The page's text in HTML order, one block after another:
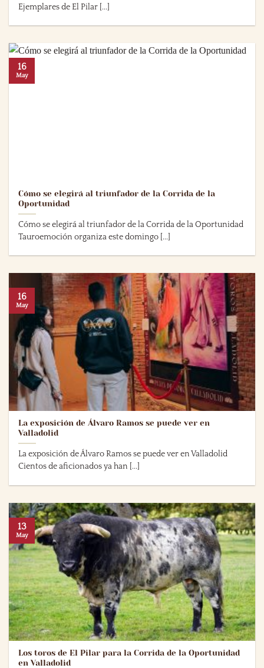
Ejemplares de El Pilar [...]
Cómo se elegirá al triunfador de la Corrida de la
Oportunidad
Cómo se elegirá al triunfador de la Corrida de la Oportunidad
Tauroemoción organiza este domingo [...]
16
May
La exposición de Álvaro Ramos se puede ver en
Valladolid
La exposición de Álvaro Ramos se puede ver en Valladolid
Cientos de aficionados ya han [...]
16
May
Los toros de El Pilar para la Corrida de la Oportunidad
en Valladolid
13
May